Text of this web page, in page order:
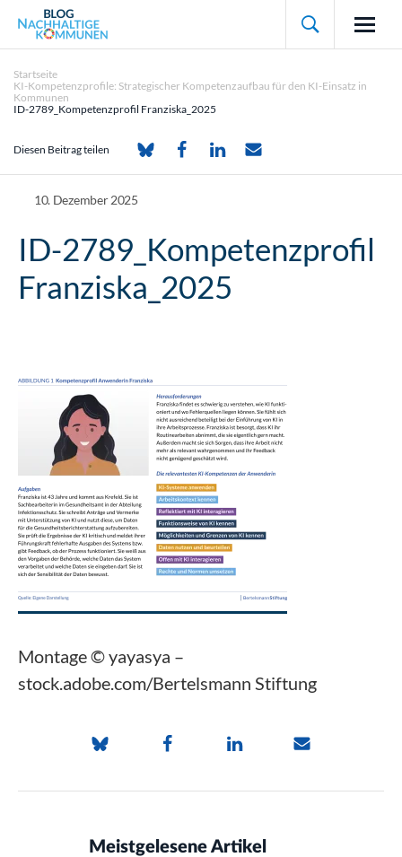

Startseite
KI-Kompetenzprofile: Strategischer Kompetenzaufbau für den KI-Einsatz in
Kommunen
ID-2789_Kompetenzprofil Franziska_2025
Diesen Beitrag teilen
10. Dezember 2025
ID-2789_Kompetenzprofil
Franziska_2025
Montage © yayasya –
stock.adobe.com/Bertelsmann Stiftung
Meistgelesene Artikel